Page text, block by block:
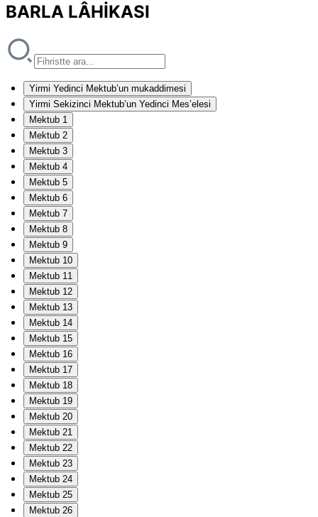
BARLA LÂHİKASI
Yirmi Yedinci Mektub’un mukaddimesi
Yirmi Sekizinci Mektub’un Yedinci Mes’elesi
Mektub 1
Mektub 2
Mektub 3
Mektub 4
Mektub 5
Mektub 6
Mektub 7
Mektub 8
Mektub 9
Mektub 10
Mektub 11
Mektub 12
Mektub 13
Mektub 14
Mektub 15
Mektub 16
Mektub 17
Mektub 18
Mektub 19
Mektub 20
Mektub 21
Mektub 22
Mektub 23
Mektub 24
Mektub 25
Mektub 26